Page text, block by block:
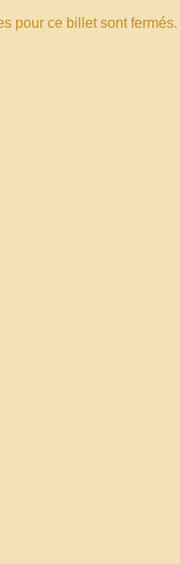
pour ce billet sont fermés.